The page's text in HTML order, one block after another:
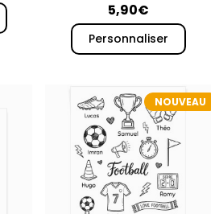
5,90€
Personnaliser
NOUVEAU